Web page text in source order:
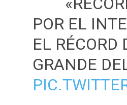
POR EL
EL
GRANDE